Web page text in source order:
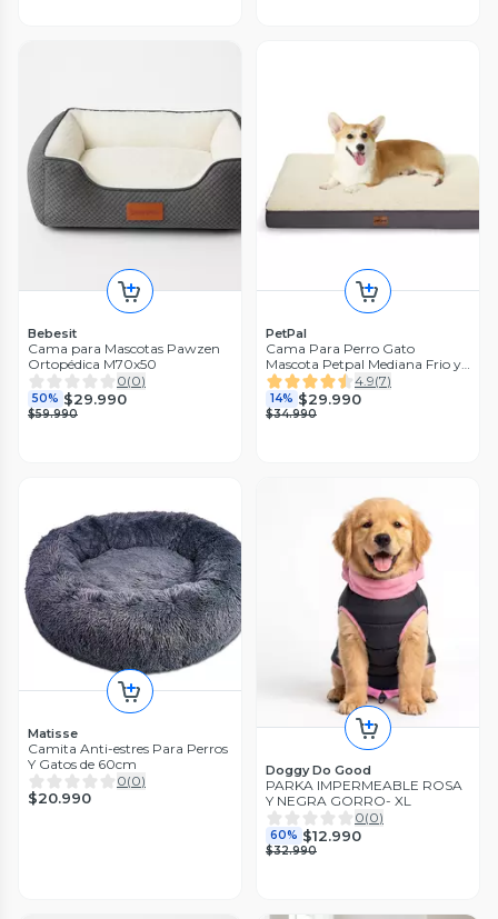
Bebesit
Cama para Mascotas Pawzen
Ortopédica M70x50
0(0)
50% $29.990
$59.990
PetPal
Cama Para Perro Gato
Mascota Petpal Mediana Frio y
Calor
4.9(7)
14% $29.990
$34.990
Matisse
Camita Anti-estres Para Perros
Y Gatos de 60cm
0(0)
$20.990
Doggy Do Good
PARKA IMPERMEABLE ROSA
Y NEGRA GORRO- XL
0(0)
60% $12.990
$32.990